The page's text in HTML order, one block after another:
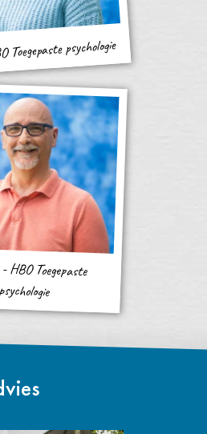
Toegepaste psychologie
HBO Toegepaste
psychologie